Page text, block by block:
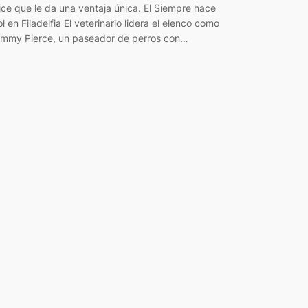
que le da una ventaja única. El Siempre hace
en Filadelfia El veterinario lidera el elenco como
Pierce, un paseador de perros con…